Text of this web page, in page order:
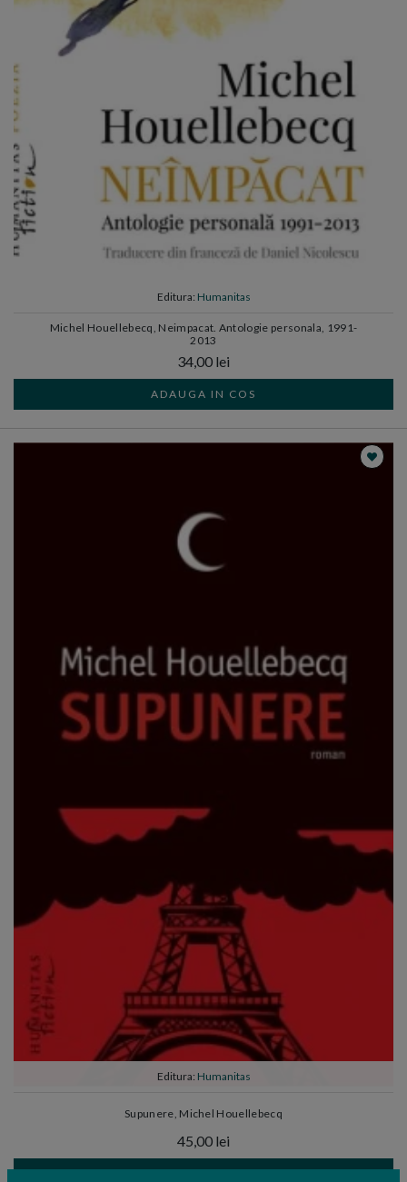
Editura: Humanitas
Michel Houellebecq, Neimpacat. Antologie personala, 1991-
2013
34,00 lei
ADAUGA IN COS
Editura: Humanitas
Supunere, Michel Houellebecq
45,00 lei
ADAUGA IN COS